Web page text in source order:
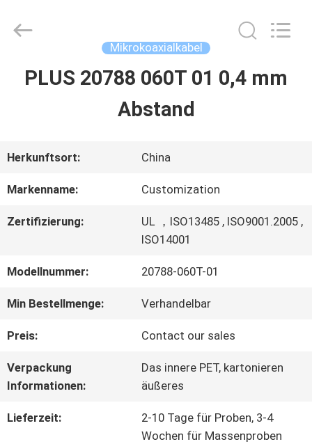
PRODUKTE
VIDEOS
ÜBER
UNS
Technology
Mikrokoaxialkabel
PLUS 20788 060T 01 0,4 mm
Abstand
Herkunftsort: China
Markenname: Customization
Zertifizierung:
UL ，ISO13485 , ISO9001.2005 ,
ISO14001
Modellnummer: 20788-060T-01
Min Bestellmenge: Verhandelbar
Preis: Contact our sales
Verpackung
Informationen:
Das innere PET, kartonieren
äußeres
Lieferzeit:
2-10 Tage für Proben, 3-4
Wochen für Massenproben